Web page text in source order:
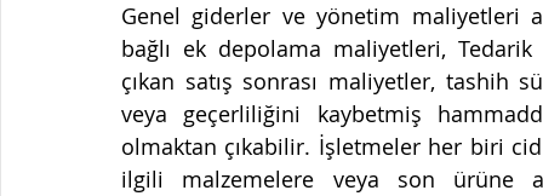
Genel giderler ve yönetim maliyetleri
bağlı ek depolama maliyetleri,
çıkan satış sonrası maliyetler, tashih
veya geçerliliğini kaybetmiş
olmaktan çıkabilir. İşletmeler her biri
ilgili malzemelere veya son ürüne